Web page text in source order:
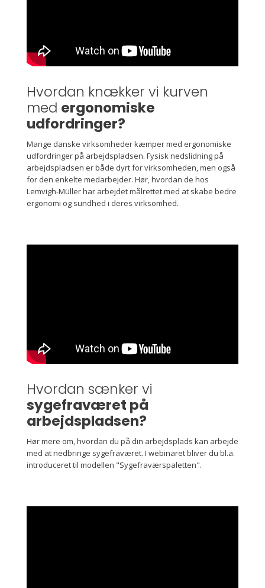
Hvordan knækker vi kurven
med ergonomiske
udfordringer?
Mange danske virksomheder kæmper med ergonomiske
udfordringer på arbejdspladsen. Fysisk nedslidning på
arbejdspladsen er både dyrt for virksomheden, men også
for den enkelte medarbejder. Hør, hvordan de hos
Lemvigh-Müller har arbejdet målrettet med at skabe bedre
ergonomi og sundhed i deres virksomhed.
sygefraværet på
arbejdspladsen?
Hør mere om, hvordan du på din arbejdsplads kan arbejde
med at nedbringe sygefraværet. I webinaret bliver du bl.a.
introduceret til modellen "Sygefraværspaletten".